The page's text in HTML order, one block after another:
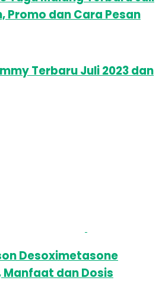
Promo dan Cara Pesan
Terbaru Juli 2023 dan
Desoximetasone
Manfaat dan Dosis